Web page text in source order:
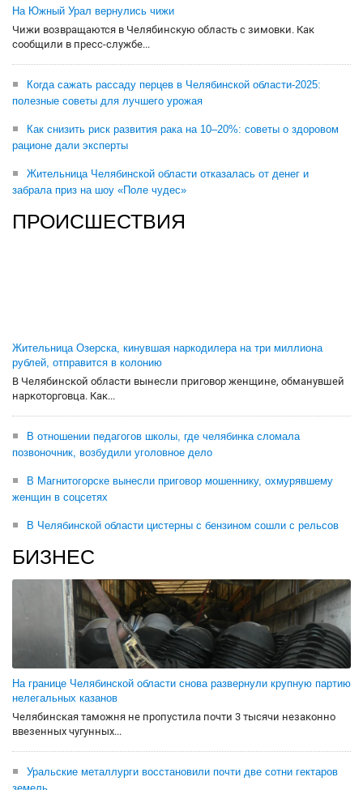
На Южный Урал вернулись чижи
Чижи возвращаются в Челябинскую область с зимовки. Как
сообщили в пресс-службе...
Когда сажать рассаду перцев в Челябинской области-2025:
полезные советы для лучшего урожая
Как снизить риск развития рака на 10–20%: советы о здоровом
рационе дали эксперты
Жительница Челябинской области отказалась от денег и
забрала приз на шоу «Поле чудес»
ПРОИСШЕСТВИЯ
Жительница Озерска, кинувшая наркодилера на три миллиона
рублей, отправится в колонию
В Челябинской области вынесли приговор женщине, обманувшей
наркоторговца. Как...
В отношении педагогов школы, где челябинка сломала
позвоночник, возбудили уголовное дело
В Магнитогорске вынесли приговор мошеннику, охмурявшему
женщин в соцсетях
В Челябинской области цистерны с бензином сошли с рельсов
БИЗНЕС
На границе Челябинской области снова развернули крупную партию
нелегальных казанов
Челябинская таможня не пропустила почти 3 тысячи незаконно
ввезенных чугунных...
Уральские металлурги восстановили почти две сотни гектаров